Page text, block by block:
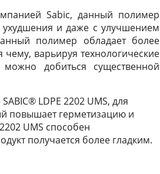
Sabic, данный полимер
ухудшения и даже с улучшением
полимер обладает более
варьируя технологические
добиться существенной
LDPE 2202 UMS, для
повышает герметизацию и
UMS способен
получается более гладким.